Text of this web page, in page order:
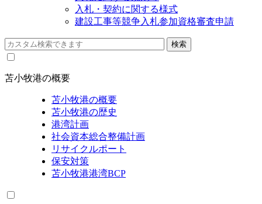
入札・契約に関する様式
建設工事等競争入札参加資格審査申請
苫小牧港の概要
苫小牧港の概要
苫小牧港の歴史
港湾計画
社会資本総合整備計画
リサイクルポート
保安対策
苫小牧港港湾BCP